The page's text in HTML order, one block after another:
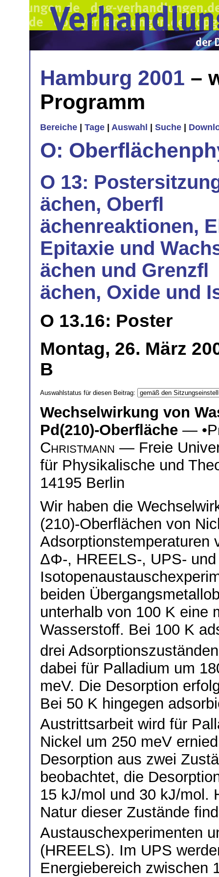
Hamburg 2001 –
Programm
Bereiche Tage Auswahl Suche
O:
O 13:
ächen, Oberfl
ächenreaktionen,
Epitaxie und
ächen und Grenzfl
ächen, Oxide und
O 13.16: Poster
Montag, 26. März
B
Auswahlstatus für diesen Beitrag:
Wechselwirkung von
Pd(210)-Oberfläche — •
Christmann — Freie
für Physikalische und
14195 Berlin
Wir haben die
(210)-Oberflächen von
Adsorptionstemperaturen
ΔΦ-, HREELS-, UPS- und
beiden
unterhalb von 100 K eine
Wasserstoff. Bei 100 K
drei
dabei für Palladium um
meV. Die Desorption
Bei 50 K hingegen
Austrittsarbeit wird für
Nickel um 250 meV
Desorption aus zwei
beobachtet, die
15 kJ/mol und 30 kJ/mol.
Natur dieser Zustände
Austauschexperimenten
(HREELS). Im UPS
Energiebereich zwischen